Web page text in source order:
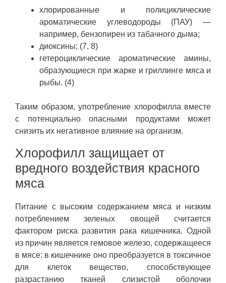
хлорированные и полициклические
ароматические углеводороды (ПАУ) —
например, бензопирен из табачного дыма;
диоксины; (7, 8)
гетероциклические ароматические амины,
образующиеся при жарке и гриллинге мяса и
рыбы. (4)
Таким образом, употребление хлорофилла вместе
с потенциально опасными продуктами может
снизить их негативное влияние на организм.
Хлорофилл защищает от
вредного воздействия красного
мяса
Питание с высоким содержанием мяса и низким
потреблением зеленых овощей считается
фактором риска развития рака кишечника. Одной
из причин является гемовое железо, содержащееся
в мясе: в кишечнике оно преобразуется в токсичное
для клеток вещество, способствующее
разрастанию тканей слизистой оболочки